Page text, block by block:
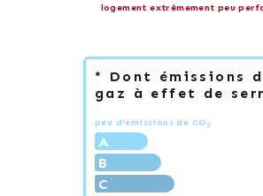
logement extrêmement peu
* Dont émissions
gaz à effet de
peu d'émissions de CO 2
A
B
C